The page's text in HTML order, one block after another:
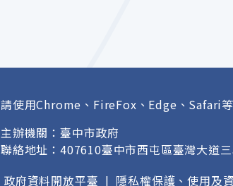
請使用Chrome、FireFox、Edge、Safari
主辦機關：臺中市政府
聯絡地址：407610臺中市西屯區臺灣大道
政府資料開放平臺 | 隱私權保護、使用及